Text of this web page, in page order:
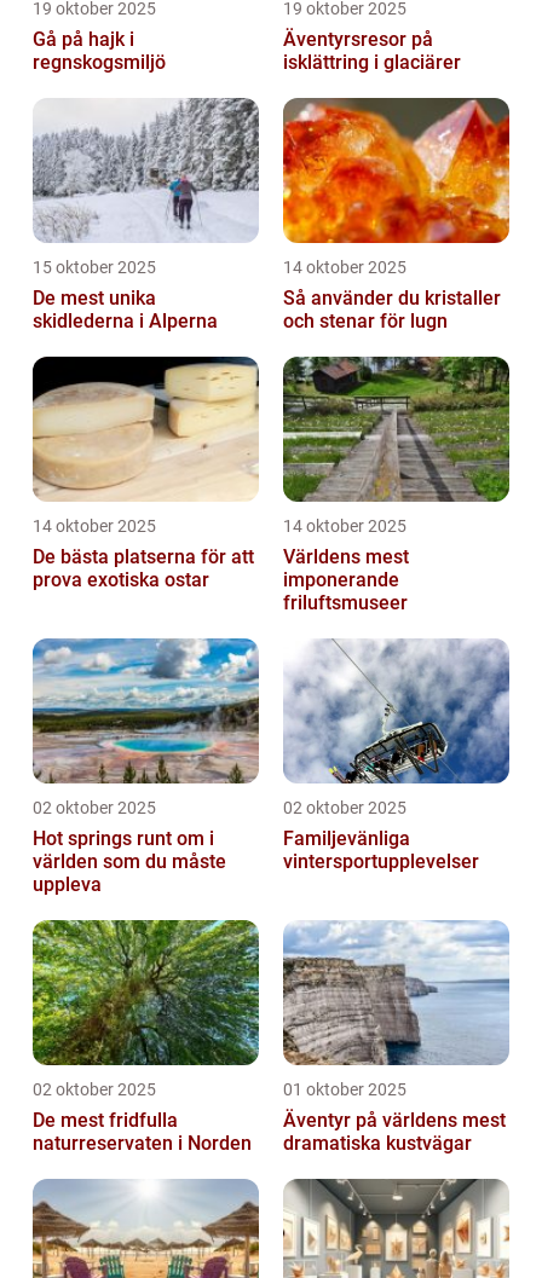
19 oktober 2025
Gå på hajk i
regnskogsmiljö
19 oktober 2025
Äventyrsresor på
isklättring i glaciärer
15 oktober 2025
De mest unika
skidlederna i Alperna
14 oktober 2025
Så använder du kristaller
och stenar för lugn
14 oktober 2025
De bästa platserna för att
prova exotiska ostar
14 oktober 2025
Världens mest
imponerande
friluftsmuseer
02 oktober 2025
Hot springs runt om i
världen som du måste
uppleva
02 oktober 2025
Familjevänliga
vintersportupplevelser
02 oktober 2025
De mest fridfulla
naturreservaten i Norden
01 oktober 2025
Äventyr på världens mest
dramatiska kustvägar